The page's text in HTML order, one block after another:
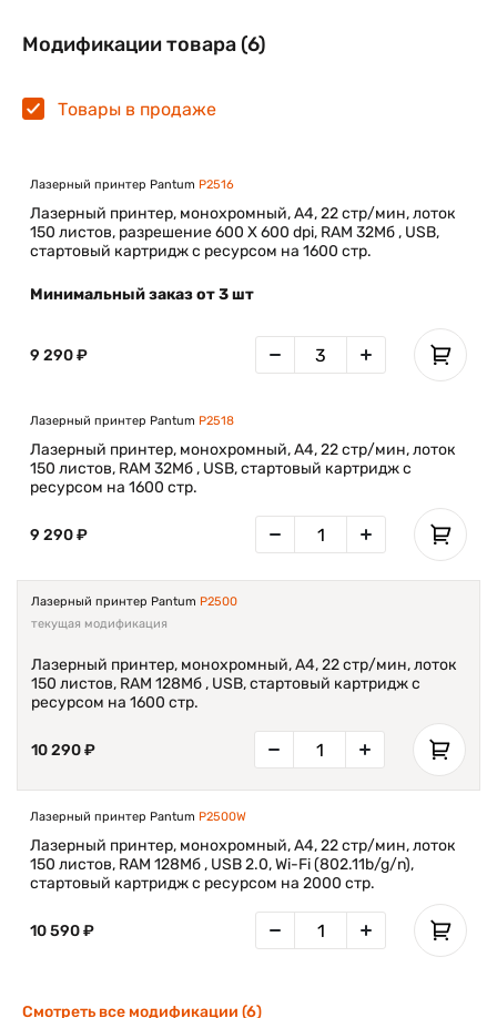
Модификации товара (6)
Товары в продаже
Лазерный принтер Pantum P2516
Лазерный принтер, монохромный, А4, 22 стр/мин, лоток
150 листов, разрешение 600 X 600 dpi, RAM 32Мб , USB,
стартовый картридж с ресурсом на 1600 стр.
Минимальный заказ от 3 шт
9 290 ₽
Лазерный принтер Pantum P2518
Лазерный принтер, монохромный, А4, 22 стр/мин, лоток
150 листов, RAM 32Мб , USB, стартовый картридж с
ресурсом на 1600 стр.
9 290 ₽
Лазерный принтер Pantum P2500
текущая модификация
Лазерный принтер, монохромный, А4, 22 стр/мин, лоток
150 листов, RAM 128Мб , USB, стартовый картридж с
ресурсом на 1600 стр.
10 290 ₽
Лазерный принтер Pantum P2500W
Лазерный принтер, монохромный, А4, 22 стр/мин, лоток
150 листов, RAM 128Мб , USB 2.0, Wi-Fi (802.11b/g/n),
стартовый картридж с ресурсом на 2000 стр.
10 590 ₽
Смотреть все модификации (6)